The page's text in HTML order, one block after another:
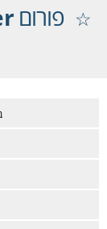
פורום